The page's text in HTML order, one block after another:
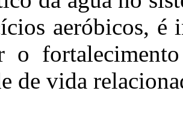
aeróbicos, é
o
de vida